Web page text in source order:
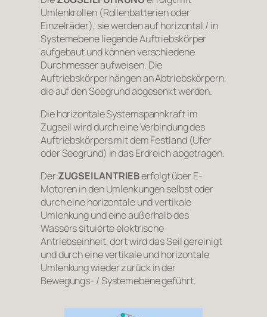
Umlenkrollen (Rollenbatterien oder
Einzelräder), sie werden auf horizontal / in
Systemebene liegende Auftriebskörper
aufgebaut und können verschiedene
Durchmesser aufweisen. Die
Auftriebskörper hängen an Abtriebskörpern,
die auf den Seegrund abgesenkt werden.
Die horizontale Systemspannkraft im
Zugseil wird durch eine Verbindung des
Auftriebskörpers mit dem Festland (Ufer
oder Seegrund) in das Erdreich abgetragen.
DerZUGSEILANTRIEBerfolgt über E-
Motoren in den Umlenkungen selbst oder
durch eine horizontale und vertikale
Umlenkung und eine außerhalb des
Wassers situierte elektrische
Antriebseinheit, dort wird das Seil gereinigt
und durch eine vertikale und horizontale
Umlenkung wieder zurück in der
Bewegungs- / Systemebene geführt.